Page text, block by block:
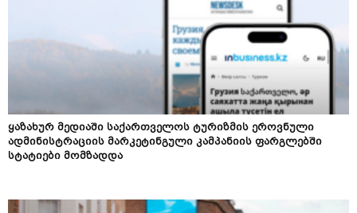
ყაზახურ მედიაში საქართველოს ტურიზმის ეროვნული
ადმინისტრაციის მარკეტინგული კამპანიის ფარგლებში
სტატიები მომზადდა